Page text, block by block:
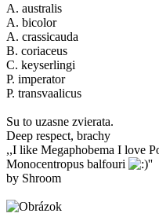
A. australis
A. bicolor
A. crassicauda
B. coriaceus
C. keyserlingi
P. imperator
P. transvaalicus
Su to uzasne zvierata.
Deep respect, brachy
,,I like Megaphobema I love
Monocentropus balfouri
''
by Shroom